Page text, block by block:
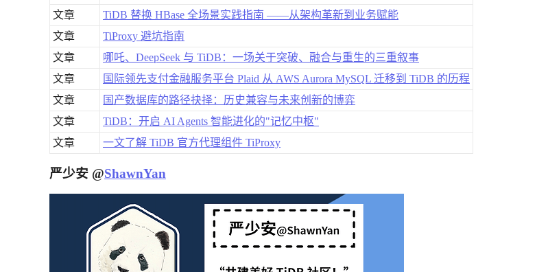
文章
TiDB 替换 HBase 全场景实践指南 ——从架构革新到业务赋能
文章
TiProxy 避坑指南
文章
哪吒、DeepSeek 与 TiDB：一场关于突破、融合与重生的三重叙事
文章
国际领先支付金融服务平台 Plaid 从 AWS Aurora MySQL 迁移到 TiDB 的历程
文章
国产数据库的路径抉择：历史兼容与未来创新的博弈
文章
TiDB：开启 AI Agents 智能进化的"记忆中枢"
文章
一文了解 TiDB 官方代理组件 TiProxy
严少安 @ShawnYan